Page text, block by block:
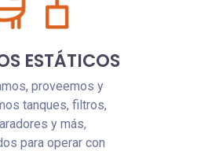
ESTÁTICOS
proveemos y
tanques, filtros,
y más,
para operar con